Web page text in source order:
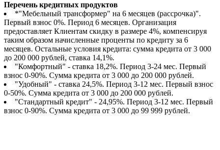
Перечень кредитных продуктов
*"Мебельный трансформер" на 6 месяцев (рассрочка)".
Первый взнос 0%. Период 6 месяцев. Организация
предоставляет Клиентам скидку в размере 4%, компенсируя
таким образом начисленные проценты по кредиту за 6
месяцев. Остальные условия кредита: сумма кредита от 3 000
до 200 000 рублей, ставка 14,1%.
"Комфортный" - ставка 18,2%. Период 3-24 мес. Первый
взнос 0-90%. Сумма кредита от 3 000 до 200 000 рублей.
"Удобный" - ставка 24,5%. Период 3-12 мес. Первый взнос
0-50%. Сумма кредита от 3 000 до 200 000 рублей.
"Стандартный кредит" - 24,95%. Период 3-12 мес. Первый
взнос 0-90%. Сумма кредита от 3 000 до 99 999 рублей.